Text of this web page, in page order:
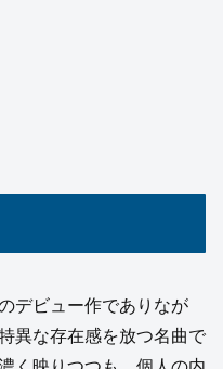
デビュー作でありなが
異な存在感を放つ名曲で